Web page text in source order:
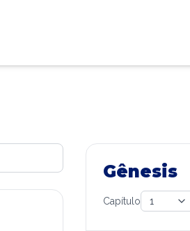
Gênesis
Capítulo 1